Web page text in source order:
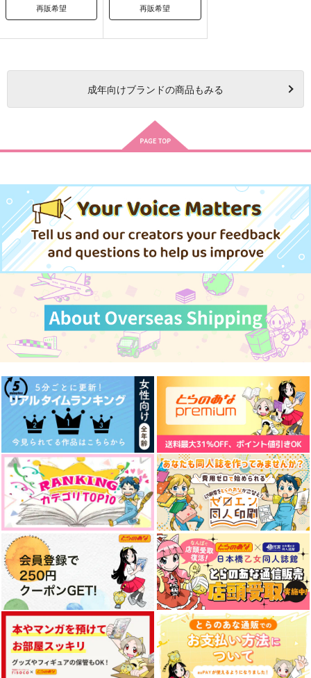
再販希望 再販希望
成年向けブランドの商品もみる